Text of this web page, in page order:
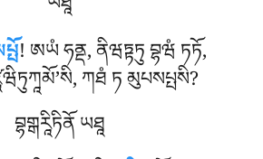
! ཨཡཾ ཧནྡ, ནིཝཏྟཏུ བྷཝཾ ཏཏོ,
ཀཐཾ ཏ མུཔསཔྤསི?
བྷགྒརཱིཏིནོ ཡཐཱ